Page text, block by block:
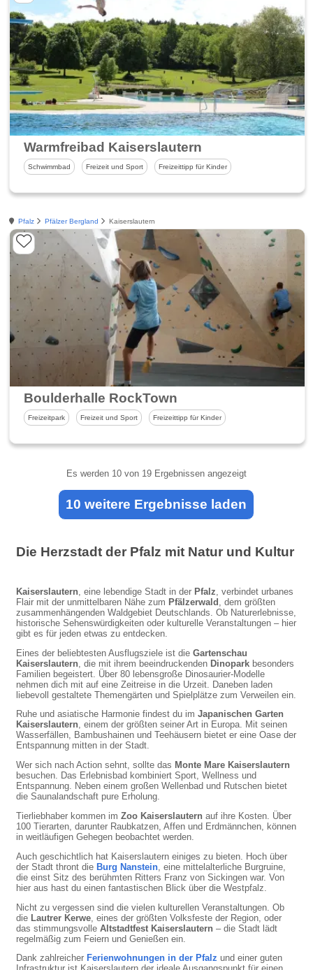
Warmfreibad Kaiserslautern
Schwimmbad Freizeit und Sport Freizeittipp für Kinder
Pfalz Pfälzer Bergland Kaiserslautern
Boulderhalle RockTown
Freizeitpark Freizeit und Sport Freizeittipp für Kinder
Es werden 10von 19 Ergebnissen angezeigt
10 weitere Ergebnisse laden
Die Herzstadt der Pfalz mit Natur und Kultur
Kaiserslautern , eine lebendige Stadt in der Pfalz , verbindet urbanes
Flair mit der unmittelbaren Nähe zum Pfälzerwald
, dem größten
zusammenhängenden Waldgebiet Deutschlands. Ob Naturerlebnisse,
historische Sehenswürdigkeiten oder kulturelle Veranstaltungen – hier
gibt es für jeden etwas zu entdecken.
Eines der beliebtesten Ausflugsziele ist dieGartenschau
Kaiserslautern , die mit ihrem beeindruckenden Dinopark besonders
Familien begeistert. Über 80 lebensgroße Dinosaurier-Modelle
nehmen dich mit auf eine Zeitreise in die Urzeit. Daneben laden
liebevoll gestaltete Themengärten und Spielplätze zum Verweilen ein.
Ruhe und asiatische Harmonie findest du imJapanischen Garten
Kaiserslautern, einem der größten seiner Art in Europa. Mit seinen
Wasserfällen, Bambushainen und Teehäusern bietet er eine Oase der
Entspannung mitten in der Stadt.
Wer sich nach Action sehnt, sollte das Monte Mare Kaiserslautern
besuchen. Das Erlebnisbad kombiniert Sport, Wellness und
Entspannung. Neben einem großen Wellenbad und Rutschen bietet
die Saunalandschaft pure Erholung.
Tierliebhaber kommen imZoo Kaiserslautern auf ihre Kosten. Über
100 Tierarten, darunter Raubkatzen, Affen und Erdmännchen, können
in weitläufigen Gehegen beobachtet werden.
Auch geschichtlich hat Kaiserslautern einiges zu bieten. Hoch über
der Stadt thront die Burg Nanstein , eine mittelalterliche Burgruine,
die einst Sitz des berühmten Ritters Franz von Sickingen war. Von
hier aus hast du einen fantastischen Blick über die Westpfalz.
Nicht zu vergessen sind die vielen kulturellen Veranstaltungen. Ob
die Lautrer Kerwe , eines der größten Volksfeste der Region, oder
das stimmungsvolleAltstadtfest Kaiserslautern – die Stadt lädt
regelmäßig zum Feiern und Genießen ein.
Dank zahlreicher Ferienwohnungen in der Pfalz und einer guten